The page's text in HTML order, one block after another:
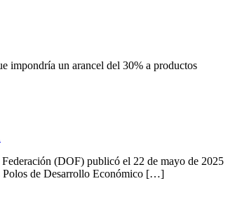
impondría un arancel del 30% a productos
(DOF) publicó el 22 de mayo de 2025
Polos de Desarrollo Económico […]